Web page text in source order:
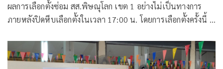
ผลการเลือกตั้งซ่อม สส.พิษณุโลก เขต 1 อย่างไม่เป็นทางการ
ภายหลังปิดหีบเลือกตั้งในเวลา 17:00 น. โดยการเลือกตั้งครั้งนี้ มี